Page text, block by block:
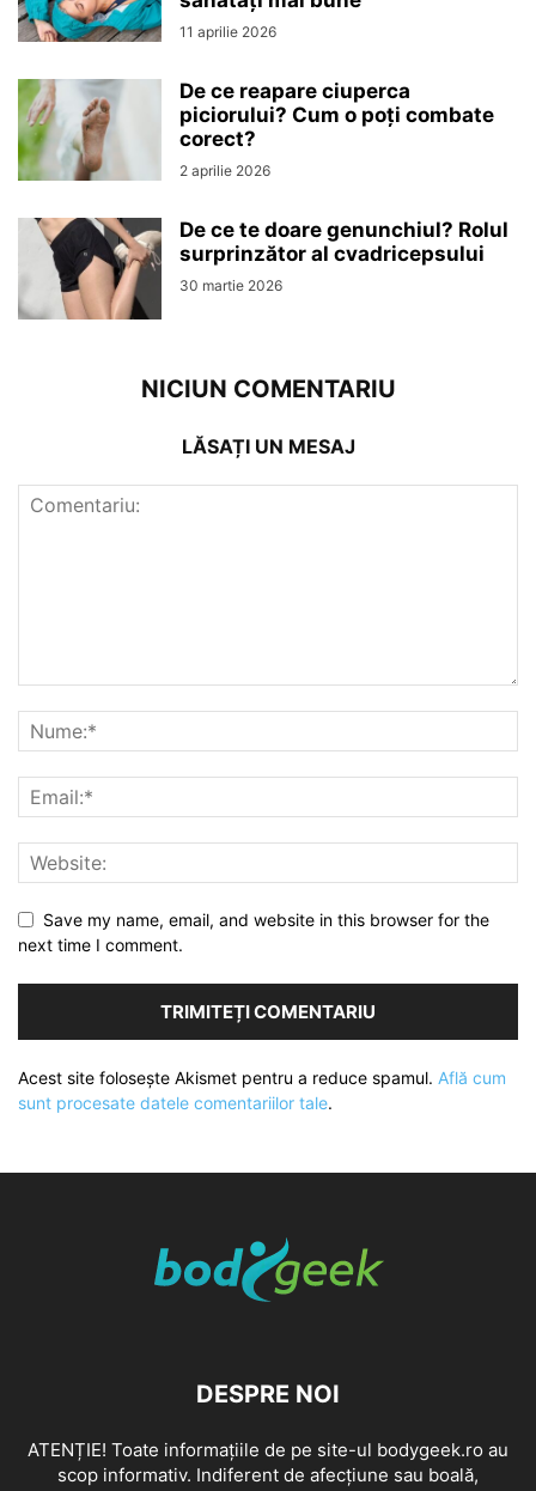
11 aprilie 2026
De ce reapare ciuperca
piciorului? Cum o poți combate
corect?
2 aprilie 2026
De ce te doare genunchiul? Rolul
surprinzător al cvadricepsului
30 martie 2026
NICIUN COMENTARIU
LĂSAȚI UN MESAJ
Save my name, email, and website in this browser for the
next time I comment.
Acest site folosește Akismet pentru a reduce spamul. Află cum
sunt procesate datele comentariilor tale.
DESPRE NOI
ATENȚIE! Toate informațiile de pe site-ul bodygeek.ro au
scop informativ. Indiferent de afecțiune sau boală,